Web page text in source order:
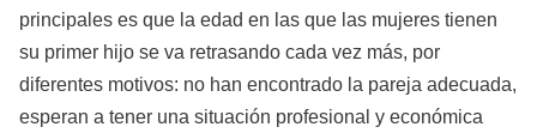
principales es que la edad en las que las mujeres tienen
su primer hijo se va retrasando cada vez más, por
diferentes motivos: no han encontrado la pareja adecuada,
esperan a tener una situación profesional y económica